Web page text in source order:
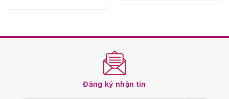
Đăng ký nhận tin